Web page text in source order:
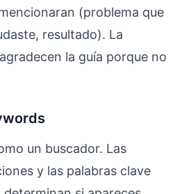
(problema que
resultado). La
la guía porque no
un buscador. Las
y las palabras clave